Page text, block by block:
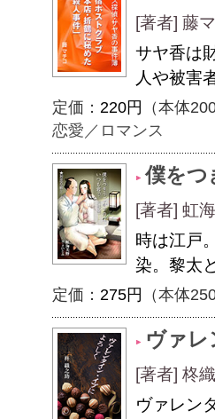
[著者] 藤
サヤ香は
人や被害
定価： 220円
（本体
恋愛／ロマンス
僕をつ
[著者] 虹
時は江戸
染。黎太
定価： 275円 （本体
ヴァ
[著者] 柊
ヴァレン